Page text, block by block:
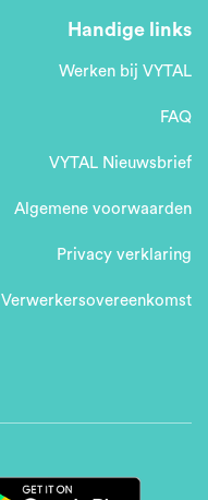
Handige links
Werken bij VYTAL
FAQ
VYTAL Nieuwsbrief
Algemene voorwaarden
Privacy verklaring
Verwerkersovereenkomst